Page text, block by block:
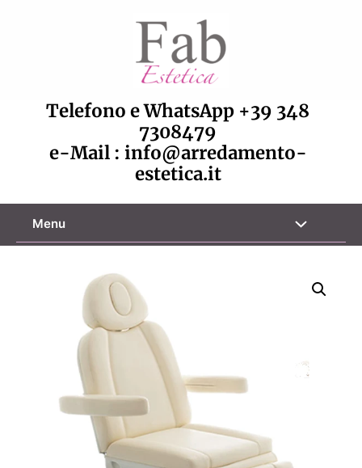
Telefono e WhatsApp +39 348
7308479
e-Mail : info@arredamento-
estetica.it
Menu Attiva/